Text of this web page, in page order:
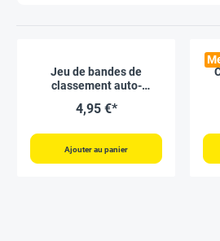
Jeu de bandes de
classement auto-
4,95 €*
Ajouter au panier